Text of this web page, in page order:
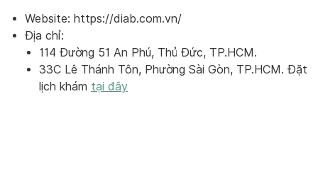
Website: https://diab.com.vn/
Địa chỉ:
114 Đường 51 An Phú, Thủ Đức, TP.HCM.
33C Lê Thánh Tôn, Phường Sài Gòn, TP.HCM. Đặt
lịch khám tại đây